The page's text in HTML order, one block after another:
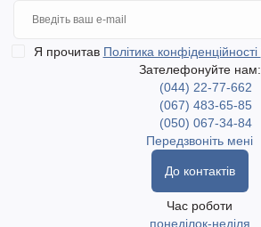
Я прочитав Політика конфіденційності
Зателефонуйте нам:
(044) 22-77-662
(067) 483-65-85
(050) 067-34-84
Передзвоніть мені
До контактів
Час роботи
понеділок-неділя